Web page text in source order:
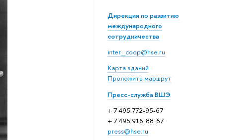
Дирекция по развитию
международного
сотрудничества
inter_coop@hse.ru
Карта зданий
Проложить маршрут
Пресс-служба ВШЭ
+ 7 495 772-95-67
+ 7 495 916-88-67
press@hse.ru